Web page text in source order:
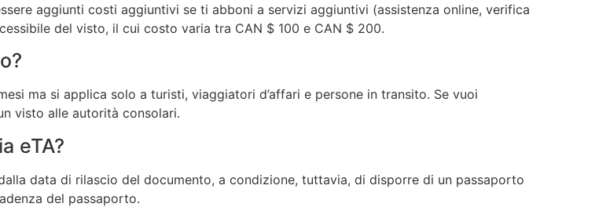
aggiunti costi aggiuntivi se ti abboni a servizi aggiuntivi (assistenza online, verifica
del visto, il cui costo varia tra CAN $ 100 e CAN $ 200.
ma si applica solo a turisti, viaggiatori d’affari e persone in transito. Se vuoi
visto alle autorità consolari.
eTA?
data di rilascio del documento, a condizione, tuttavia, di disporre di un passaporto
del passaporto.